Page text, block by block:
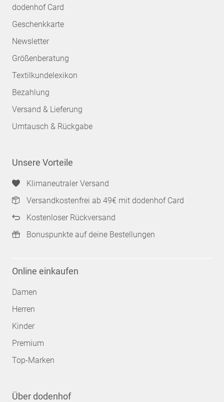
dodenhof Card
Geschenkkarte
Newsletter
Größenberatung
Textilkundelexikon
Bezahlung
Versand & Lieferung
Umtausch & Rückgabe
Unsere Vorteile
Klimaneutraler Versand
Versandkostenfrei ab 49€ mit dodenhof Card
Kostenloser Rückversand
Bonuspunkte auf deine Bestellungen
Online einkaufen
Damen
Herren
Kinder
Premium
Top-Marken
Über dodenhof